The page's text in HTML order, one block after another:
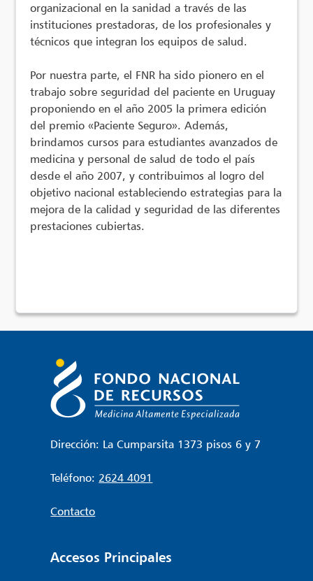
organizacional en la sanidad a través de las
instituciones prestadoras, de los profesionales y
técnicos que integran los equipos de salud.
Por nuestra parte, el FNR ha sido pionero en el
trabajo sobre seguridad del paciente en Uruguay
proponiendo en el año 2005 la primera edición
del premio «Paciente Seguro». Además,
brindamos cursos para estudiantes avanzados de
medicina y personal de salud de todo el país
desde el año 2007, y contribuimos al logro del
objetivo nacional estableciendo estrategias para la
mejora de la calidad y seguridad de las diferentes
prestaciones cubiertas.
Dirección: La Cumparsita 1373 pisos 6 y 7
Teléfono: 2624 4091
Contacto
Accesos Principales